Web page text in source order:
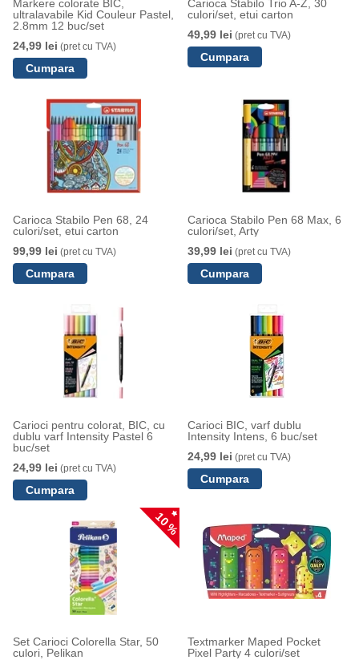
Markere colorate BIC,
ultralavabile Kid Couleur Pastel,
2.8mm 12 buc/set
24,99 lei (pret cu TVA)
Carioca Stabilo Trio A-Z, 30
culori/set, etui carton
49,99 lei (pret cu TVA)
Carioca Stabilo Pen 68, 24
culori/set, etui carton
99,99 lei (pret cu TVA)
Carioca Stabilo Pen 68 Max, 6
culori/set, Arty
39,99 lei (pret cu TVA)
Carioci pentru colorat, BIC, cu
dublu varf Intensity Pastel 6
buc/set
24,99 lei (pret cu TVA)
Carioci BIC, varf dublu
Intensity Intens, 6 buc/set
24,99 lei (pret cu TVA)
10 %
Set Carioci Colorella Star, 50
culori, Pelikan
Textmarker Maped Pocket
Pixel Party 4 culori/set